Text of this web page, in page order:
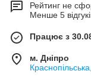
Рейтинг не
Менше 5
Працює з
м. Дніпро